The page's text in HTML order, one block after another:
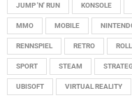
JUMP 'N' RUN KONSOLE
MMO MOBILE
RENNSPIEL RETRO
SPORT STEAM
UBISOFT VIRTUAL REALITY